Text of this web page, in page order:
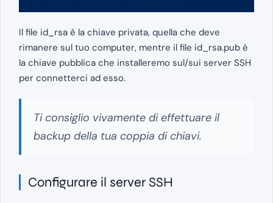
Il file id_rsa è la chiave privata, quella che deve
rimanere sul tuo computer, mentre il file id_rsa.pub è
la chiave pubblica che installeremo sul/sui server SSH
per connetterci ad esso.
Ti consiglio vivamente di effettuare il
backup della tua coppia di chiavi.
Configurare il server SSH